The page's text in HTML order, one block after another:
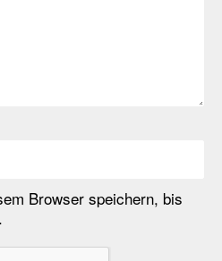
Browser speichern, bis